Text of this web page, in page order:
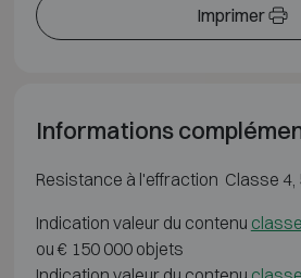
Imprimer
Informations
Resistance à l'effraction Classe 4,
Indication valeur du contenu
ou € 150 000 objets